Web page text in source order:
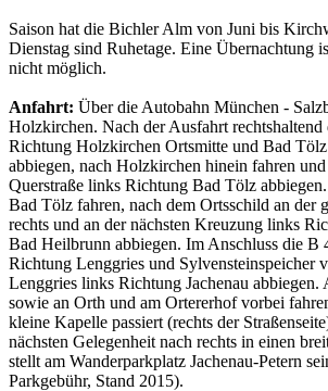
Saison hat die Bichler Alm von Juni bis
Dienstag sind Ruhetage. Eine Übernachtung
nicht möglich.
Anfahrt: Über die Autobahn München -
Holzkirchen. Nach der Ausfahrt
Richtung Holzkirchen Ortsmitte und Bad
abbiegen, nach Holzkirchen hinein fahren
Querstraße links Richtung Bad Tölz
Bad Tölz fahren, nach dem Ortsschild an der
rechts und an der nächsten Kreuzung links
Bad Heilbrunn abbiegen. Im Anschluss die B
Richtung Lenggries und Sylvensteinspeicher
Lenggries links Richtung Jachenau abbiegen.
sowie an Orth und am Ortererhof vorbei
kleine Kapelle passiert (rechts der
nächsten Gelegenheit nach rechts in einen
stellt am Wanderparkplatz Jachenau-Petern
Parkgebühr, Stand 2015).